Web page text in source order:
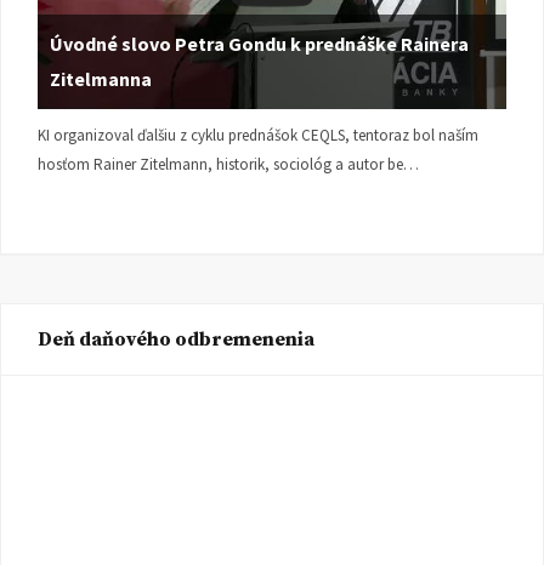
Úvodné slovo Petra Gondu k prednáške Rainera
Zitelmanna
KI organizoval ďalšiu z cyklu prednášok CEQLS, tentoraz bol naším
hosťom Rainer Zitelmann, historik, sociológ a autor be…
Deň daňového odbremenenia